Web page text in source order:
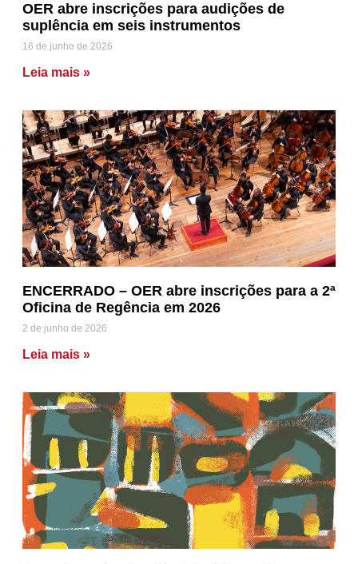
OER abre inscrições para audições de
suplência em seis instrumentos
16 de junho de 2026
Leia mais »
ENCERRADO – OER abre inscrições para a 2ª
Oficina de Regência em 2026
2 de junho de 2026
Leia mais »